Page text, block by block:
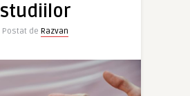
studiilor
Postat de Razvan